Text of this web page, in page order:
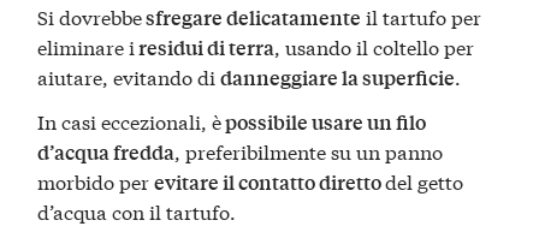
Si dovrebbesfregare delicatamente il tartufo per
eliminare iresidui di terra, usando il coltello per
aiutare, evitando didanneggiare la superficie.
In casi eccezionali, èpossibile usare un filo
d’acqua fredda, preferibilmente su un panno
morbido perevitare il contatto direttodel getto
d’acqua con il tartufo.